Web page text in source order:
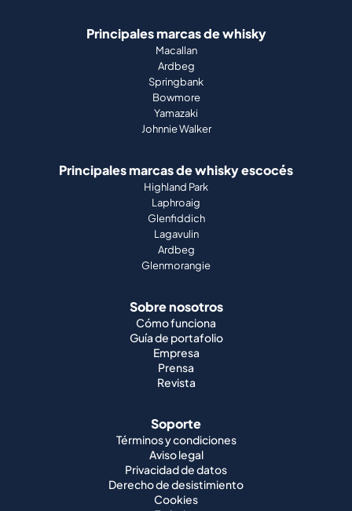
Principales marcas de whisky
Macallan
Ardbeg
Springbank
Bowmore
Yamazaki
Johnnie Walker
Principales marcas de whisky escocés
Highland Park
Laphroaig
Glenfiddich
Lagavulin
Ardbeg
Glenmorangie
Sobre nosotros
Cómo funciona
Guía de portafolio
Empresa
Prensa
Revista
Soporte
Términos y condiciones
Aviso legal
Privacidad de datos
Derecho de desistimiento
Cookies